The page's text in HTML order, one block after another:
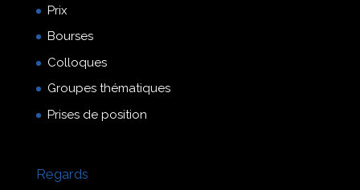
Prix
Bourses
Colloques
Groupes thématiques
Prises de position
Regards